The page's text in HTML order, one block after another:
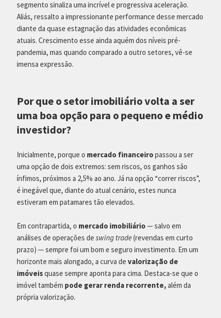
segmento sinaliza uma incrível e progressiva aceleração.
Aliás, ressalto a impressionante performance desse mercado
diante da quase estagnação das atividades econômicas
atuais. Crescimento esse ainda aquém dos níveis pré-
pandemia, mas quando comparado a outro setores, vê-se
imensa expressão.
Por que o setor imobiliário volta a ser
uma boa opção para o pequeno e médio
investidor?
Inicialmente, porque o mercado financeiropassou a ser
uma opção de dois extremos: sem riscos, os ganhos são
ínfimos, próximos a 2,5% ao ano. Já na opção “correr riscos”,
é inegável que, diante do atual cenário, estes nunca
estiveram em patamares tão elevados.
Em contrapartida, o mercado imobiliário— salvo em
análises de operações deswing trade(revendas em curto
prazo) — sempre foi um bom e seguro investimento. Em um
horizonte mais alongado, a curva devalorização de
imóveisquase sempre aponta para cima. Destaca-se que o
imóvel também pode gerar renda recorrente, além da
própria valorização.